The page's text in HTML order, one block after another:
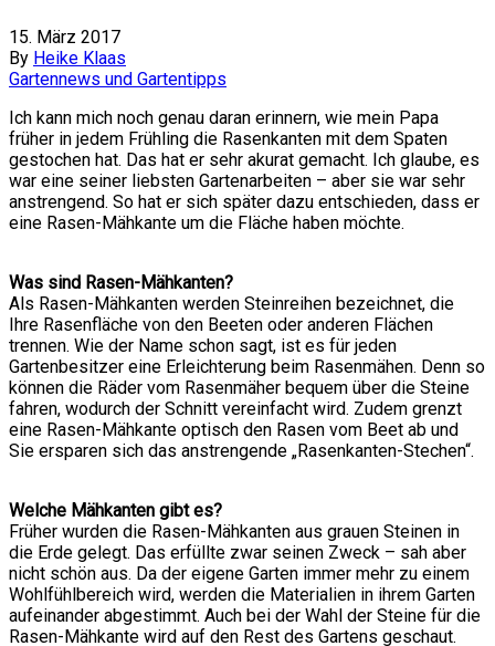
15. März 2017
By Heike Klaas
Gartennews und Gartentipps
Ich kann mich noch genau daran erinnern, wie mein Papa
früher in jedem Frühling die Rasenkanten mit dem Spaten
gestochen hat. Das hat er sehr akurat gemacht. Ich glaube, es
war eine seiner liebsten Gartenarbeiten – aber sie war sehr
anstrengend. So hat er sich später dazu entschieden, dass er
eine Rasen-Mähkante um die Fläche haben möchte.
Was sind Rasen-Mähkanten?
Als Rasen-Mähkanten werden Steinreihen bezeichnet, die
Ihre Rasenfläche von den Beeten oder anderen Flächen
trennen. Wie der Name schon sagt, ist es für jeden
Gartenbesitzer eine Erleichterung beim Rasenmähen. Denn so
können die Räder vom Rasenmäher bequem über die Steine
fahren, wodurch der Schnitt vereinfacht wird. Zudem grenzt
eine Rasen-Mähkante optisch den Rasen vom Beet ab und
Sie ersparen sich das anstrengende „Rasenkanten-Stechen“.
Welche Mähkanten gibt es?
Früher wurden die Rasen-Mähkanten aus grauen Steinen in
die Erde gelegt. Das erfüllte zwar seinen Zweck – sah aber
nicht schön aus. Da der eigene Garten immer mehr zu einem
Wohlfühlbereich wird, werden die Materialien in ihrem Garten
aufeinander abgestimmt. Auch bei der Wahl der Steine für die
Rasen-Mähkante wird auf den Rest des Gartens geschaut.